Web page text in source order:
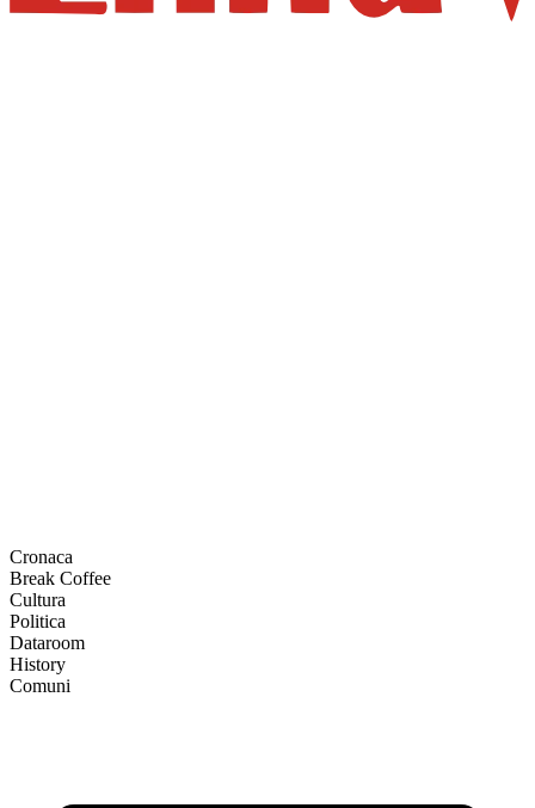
Cronaca
Break Coffee
Cultura
Politica
Dataroom
History
Comuni